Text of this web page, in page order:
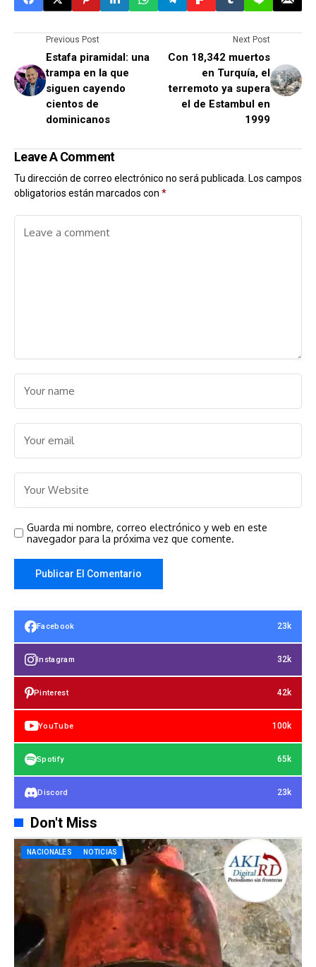
Previous Post
Estafa piramidal: una
trampa en la que
siguen cayendo
cientos de
dominicanos
Next Post
Con 18,342 muertos
en Turquía, el
terremoto ya supera
el de Estambul en
1999
Leave A Comment
Tu dirección de correo electrónico no será publicada. Los campos
obligatorios están marcados con *
Guarda mi nombre, correo electrónico y web en este
navegador para la próxima vez que comente.
Facebook 23k
Instagram 32k
Pinterest 42k
YouTube 100k
Spotify 65k
Discord 23k
Don't Miss
NACIONALES NOTICIAS